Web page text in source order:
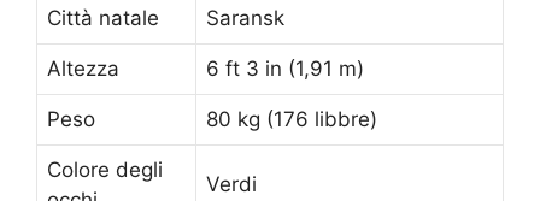
Città natale Saransk
Altezza 6 ft 3 in (1,91 m)
Peso 80 kg (176 libbre)
Colore degli
Verdi